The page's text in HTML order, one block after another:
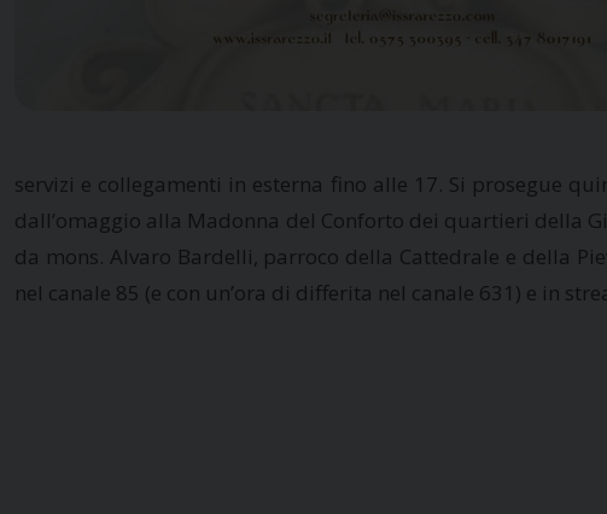
servizi e collegamenti in esterna fino alle 17. Si prosegue
dall’omaggio alla Madonna del Conforto dei quartieri della
da mons. Alvaro Bardelli, parroco della Cattedrale e della
nel canale 85 (e con un’ora di differita nel canale 631) e in